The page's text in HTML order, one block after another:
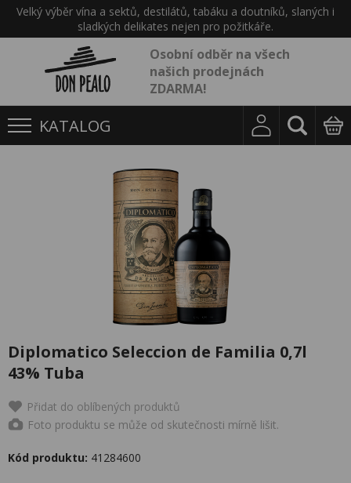
Velký výběr vína a sektů, destilátů, tabáku a doutníků, slaných i
sladkých delikates nejen pro požitkáře.
Osobní odběr na všech
našich prodejnách
ZDARMA!
KATALOG
Diplomatico Seleccion de Familia 0,7l
43% Tuba
Přidat do oblíbených produktů
Foto produktu se může od skutečnosti mírně lišit.
Kód produktu: 41284600